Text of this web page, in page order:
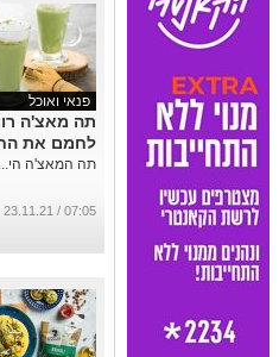
פנאי ואוכל
תה מאצ'ה
לחמם את
תה המאצ'ה הי...
07:05 / 23.11.21